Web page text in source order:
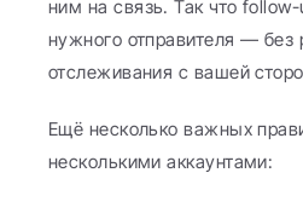
ним на связь. Так что follow-
нужного отправителя — без
отслеживания с вашей
Ещё несколько важных
несколькими аккаунтами: